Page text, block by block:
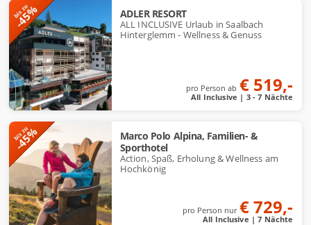
ADLER RESORT
ALL INCLUSIVE Urlaub in Saalbach
Hinterglemm - Wellness & Genuss
pro Person ab € 519,-
All Inclusive | 3 - 7 Nächte
bis zu
-45%
Marco Polo Alpina, Familien- &
Sporthotel
Action, Spaß, Erholung & Wellness am
Hochkönig
pro Person nur € 729,-
All Inclusive | 7 Nächte
bis zu
-45%